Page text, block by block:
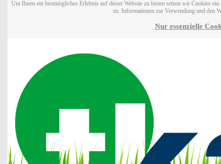
Um Ihnen ein bestmögliches Erlebnis auf dieser Website zu bieten setzen wir Cookies
zu. Informationen zur Verwendung und den
Nur essenzielle